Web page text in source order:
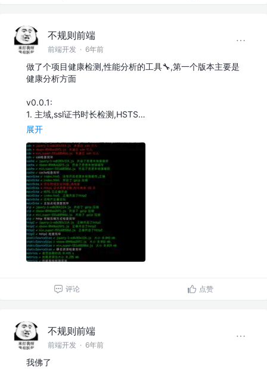
不规则前端
前端开发 · 6年前
做了个项目健康检测,性能分析的工具🔧,第一个版本主要是
健康分析方面
v0.0.1:
1. 主域,ssl证书时长检测,HSTS…
展开
评论 点赞
不规则前端
前端开发 · 6年前
我佛了